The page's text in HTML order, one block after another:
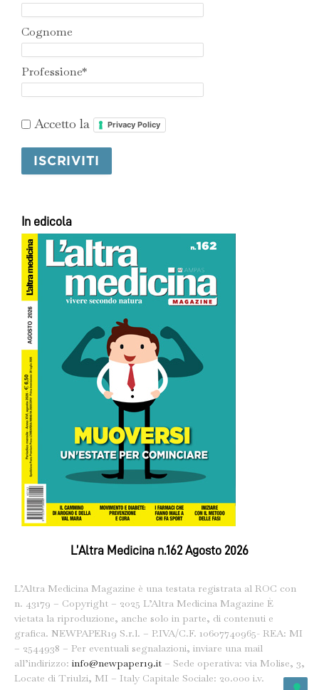
Cognome
Professione*
Accetto la Privacy Policy
In edicola
L’Altra Medicina n.162 Agosto 2026
L’Altra Medicina Magazine è una testata registrata al ROC con
n. 43179 – Copyright – 2025 L’Altra Medicina Magazine È
vietata la riproduzione, anche solo in parte, di contenuti e
grafica. NEWPAPER19 S.r.l. – P.IVA/C.F. 10607740965- REA: MI
– 2544938 – Per eventuali segnalazioni, inviare una mail
all’indirizzo: info@newpaper19.it – Sede operativa: via Molise, 3,
Locate di Triulzi, MI – Italy Capitale Sociale: 20.000 i.v.